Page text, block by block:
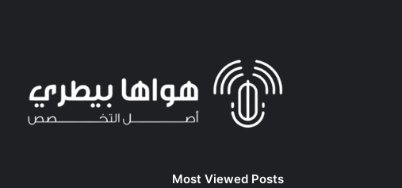
Most Viewed Posts